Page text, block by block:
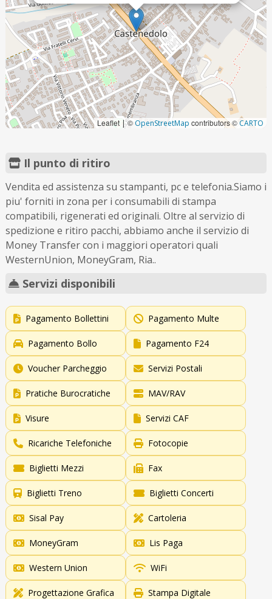
Leaflet |©OpenStreetMap contributors ©CARTO
Il punto di ritiro
Vendita ed assistenza su stampanti, pc e telefonia.Siamo i
piu' forniti in zona per i consumabili di stampa
compatibili, rigenerati ed originali. Oltre al servizio di
spedizione e ritiro pacchi, abbiamo anche il servizio di
Money Transfer con i maggiori operatori quali
WesternUnion, MoneyGram, Ria..
Servizi disponibili
Pagamento Bollettini Pagamento Multe
Pagamento Bollo Pagamento F24
Voucher Parcheggio Servizi Postali
Pratiche Burocratiche MAV/RAV
Visure Servizi CAF
Ricariche Telefoniche Fotocopie
Biglietti Mezzi Fax
Biglietti Treno Biglietti Concerti
Sisal Pay Cartoleria
MoneyGram Lis Paga
Western Union WiFi
Progettazione Grafica Stampa Digitale